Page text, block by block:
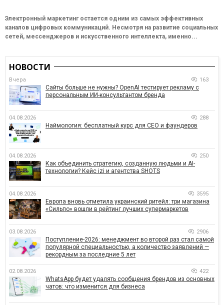
Электронный маркетинг остается одним из самых эффективных
каналов цифровых коммуникаций. Несмотря на развитие социальных
сетей, мессенджеров и искусственного интеллекта, именно...
НОВОСТИ
Вчера 163
Сайты больше не нужны? OpenAI тестирует рекламу с
персональным ИИ-консультантом бренда
04.08.2026 288
Наймология: бесплатный курс для CEO и фаундеров
04.08.2026 250
Как объединить стратегию, созданную людьми и AI-
технологии? Кейс izi и агентства SHOTS
04.08.2026 3595
Европа вновь отметила украинский ритейл: три магазина
«Сильпо» вошли в рейтинг лучших супермаркетов
03.08.2026 2906
Поступление-2026: менеджмент во второй раз стал самой
популярной специальностью, а количество заявлений —
рекордным за последние 5 лет
02.08.2026 422
WhatsApp будет удалять сообщения брендов из основных
чатов: что изменится для бизнеса